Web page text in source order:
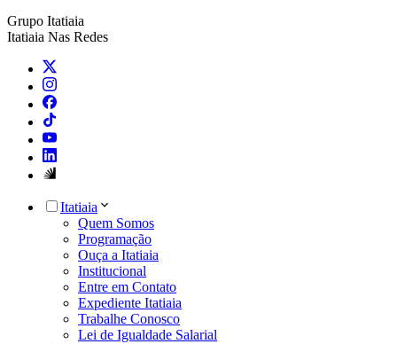
Grupo Itatiaia
Itatiaia Nas Redes
Itatiaia
Quem Somos
Programação
Ouça a Itatiaia
Institucional
Entre em Contato
Expediente Itatiaia
Trabalhe Conosco
Lei de Igualdade Salarial